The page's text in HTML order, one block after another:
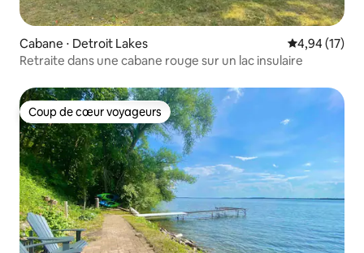
Cabane ⋅ Detroit Lakes Évaluation
4,94 (17)
Retraite dans une cabane rouge sur un lac insulaire
Coup de cœur voyageurs
Coup de cœur voyageurs